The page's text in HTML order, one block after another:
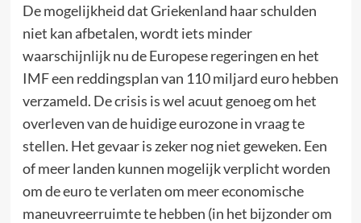
De mogelijkheid dat Griekenland haar schulden
niet kan afbetalen, wordt iets minder
waarschijnlijk nu de Europese regeringen en het
IMF een reddingsplan van 110 miljard euro hebben
verzameld. De crisis is wel acuut genoeg om het
overleven van de huidige eurozone in vraag te
stellen. Het gevaar is zeker nog niet geweken. Een
of meer landen kunnen mogelijk verplicht worden
om de euro te verlaten om meer economische
maneuvreerruimte te hebben (in het bijzonder om